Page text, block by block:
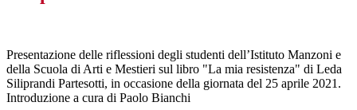
Presentazione delle riflessioni degli studenti dell’Istituto Manzoni e
della Scuola di Arti e Mestieri sul libro "La mia resistenza" di Leda
Siliprandi Partesotti, in occasione della giornata del 25 aprile 2021.
Introduzione a cura di Paolo Bianchi